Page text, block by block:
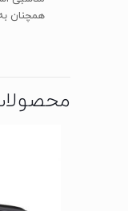
همچنان به